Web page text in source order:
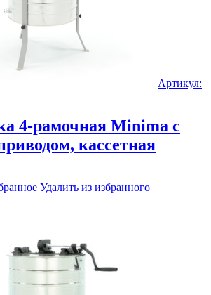
Артикул:
4-рамочная Minima с
кассетная
Удалить из избранного